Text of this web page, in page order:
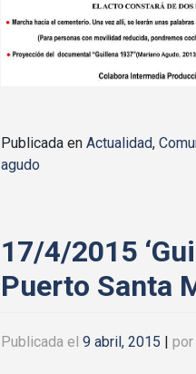
Publicada en Actualidad,
agudo
17/4/2015
Puerto Santa
Publicada el 9 abril, 2015 | por